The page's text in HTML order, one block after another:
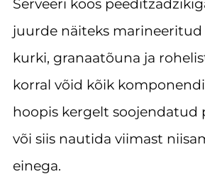
Serveeri koos
juurde näiteks
kurki, granaatõuna ja
korral võid kõik
hoopis kergelt soojendatud
või siis nautida viimast
einega.